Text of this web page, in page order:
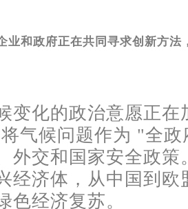
业和政府正在共同寻求创新方法
变化的政治意愿正在
气候问题作为 "全
外交和国家安全政策
经济体，从中国到欧
色经济复苏。